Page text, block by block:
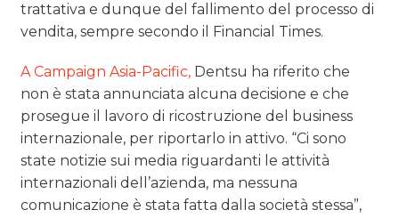
trattativa e dunque del fallimento del processo di
vendita, sempre secondo il Financial Times.
A Campaign Asia-Pacific, Dentsu ha riferito che
non è stata annunciata alcuna decisione e che
prosegue il lavoro di ricostruzione del business
internazionale, per riportarlo in attivo. “Ci sono
state notizie sui media riguardanti le attività
internazionali dell’azienda, ma nessuna
comunicazione è stata fatta dalla società stessa”,